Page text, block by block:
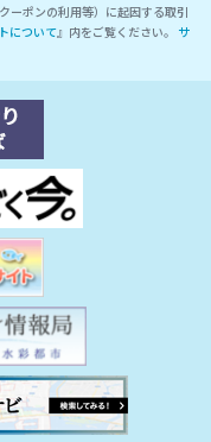
ーポンの利用等）に起因する取引
について』内をご覧ください。 サ